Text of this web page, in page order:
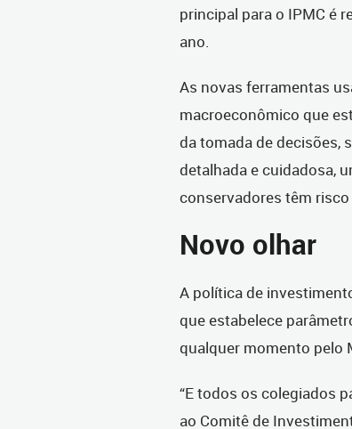
principal para o IPMC é
ano.
As novas ferramentas
macroeconômico que
da tomada de decisões,
detalhada e cuidadosa,
conservadores têm
Novo olhar
A política de
que estabelece
qualquer momento pelo
“E todos os colegiados
ao Comitê de